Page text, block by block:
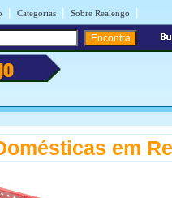
| Categorias | Sobre Realengo |
em